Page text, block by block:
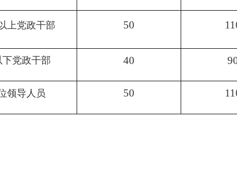
上党政干部 50
党政干部 40
领导人员 50